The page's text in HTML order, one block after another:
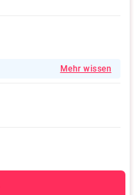
Mehr wissen